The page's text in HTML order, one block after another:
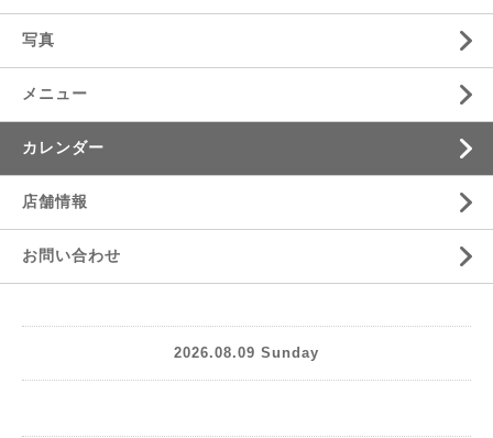
写真
メニュー
カレンダー
店舗情報
お問い合わせ
2026.08.09 Sunday